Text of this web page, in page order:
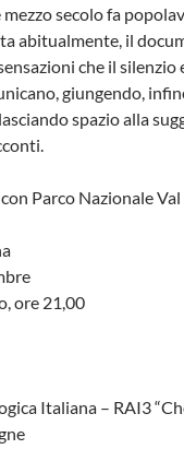
secolo fa
abitualmente, il
che il silenzio
giungendo,
spazio alla
Parco Nazionale
ore 21,00
Italiana – RAI3